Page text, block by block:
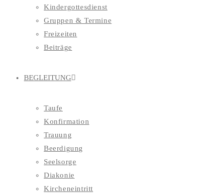
Kindergottesdienst
Gruppen & Termine
Freizeiten
Beiträge
BEGLEITUNG
Taufe
Konfirmation
Trauung
Beerdigung
Seelsorge
Diakonie
Kircheneintritt